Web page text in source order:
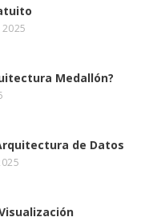
Medallón?
de Datos